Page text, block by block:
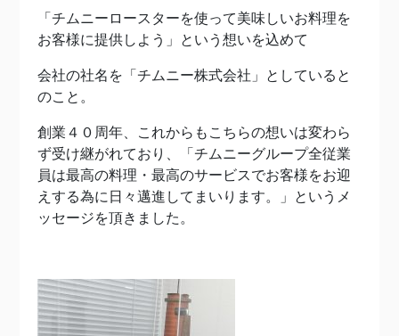
「チムニーロースターを使って美味しいお料理を
お客様に提供しよう」という想いを込めて
会社の社名を「チムニー株式会社」としていると
のこと。
創業４０周年、これからもこちらの想いは変わら
ず受け継がれており、「チムニーグループ全従業
員は最高の料理・最高のサービスでお客様をお迎
えする為に日々邁進してまいります。」というメ
ッセージを頂きました。